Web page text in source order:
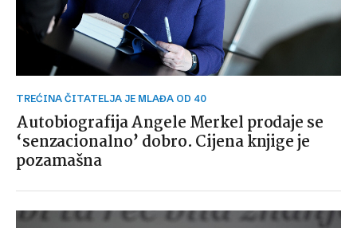
TREĆINA ČITATELJA JE MLAĐA OD 40
Autobiografija Angele Merkel prodaje se
‘senzacionalno’ dobro. Cijena knjige je
pozamašna